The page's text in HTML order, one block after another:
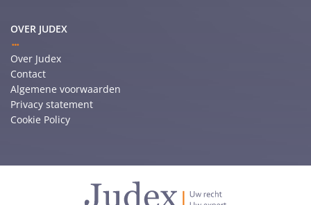
OVER JUDEX
Over Judex
Contact
Algemene voorwaarden
Privacy statement
Cookie Policy